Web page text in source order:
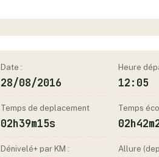
Date :
28/08/2016
Heure
12:05
Temps de deplacement
02h39m15s
Temps
Dénivelé+ par KM : Allure